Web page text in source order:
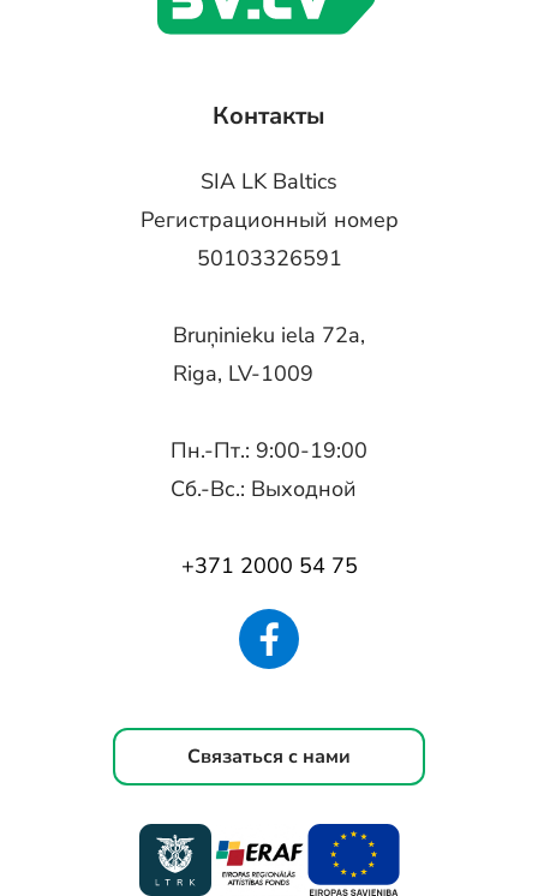
Контакты
SIA LK Baltics
Регистрационный номер
50103326591
Bruņinieku iela 72a,
Riga, LV-1009
Пн.-Пт.: 9:00-19:00
Сб.-Вс.: Выходной
+371 2000 54 75
Связаться с нами